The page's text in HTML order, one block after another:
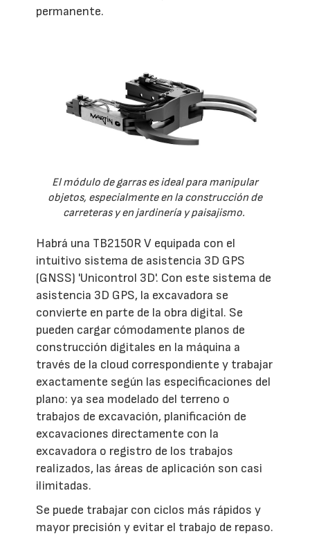
permanente.
El módulo de garras es ideal para manipular
objetos, especialmente en la construcción de
carreteras y en jardinería y paisajismo.
Habrá una TB2150R V equipada con el
intuitivo sistema de asistencia 3D GPS
(GNSS) 'Unicontrol 3D'. Con este sistema de
asistencia 3D GPS, la excavadora se
convierte en parte de la obra digital. Se
pueden cargar cómodamente planos de
construcción digitales en la máquina a
través de la cloud correspondiente y trabajar
exactamente según las especificaciones del
plano: ya sea modelado del terreno o
trabajos de excavación, planificación de
excavaciones directamente con la
excavadora o registro de los trabajos
realizados, las áreas de aplicación son casi
ilimitadas.
Se puede trabajar con ciclos más rápidos y
mayor precisión y evitar el trabajo de repaso.